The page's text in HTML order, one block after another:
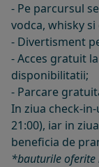
- Pe parcursul
vodca, whisky si
- Divertisment
- Acces gratuit
disponibilitatii;
- Parcare
In ziua check-
21:00), iar in
beneficia de
*bauturile oferite